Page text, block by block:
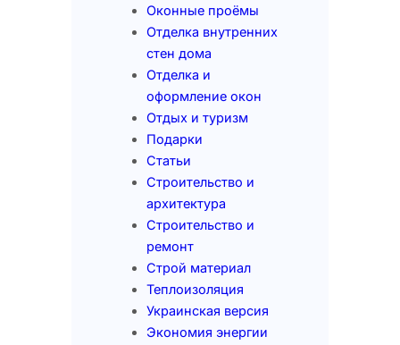
Оконные проёмы
Отделка внутренних
стен дома
Отделка и
оформление окон
Отдых и туризм
Подарки
Статьи
Строительство и
архитектура
Строительство и
ремонт
Строй материал
Теплоизоляция
Украинская версия
Экономия энергии